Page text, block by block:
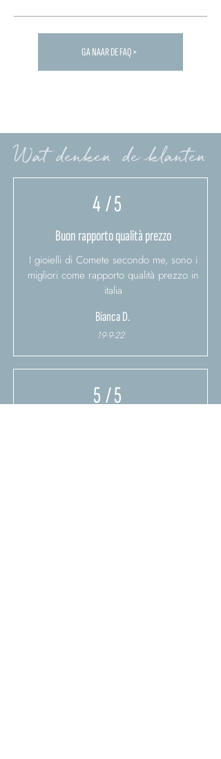
Carica altre FAQ...
GA NAAR DE FAQ >
Wat denken de klanten
4/ 5
Buon rapporto qualità prezzo
I gioielli di Comete secondo me, sono i
migliori come rapporto qualità prezzo in
italia
Bianca D.
19-9-22
5/ 5